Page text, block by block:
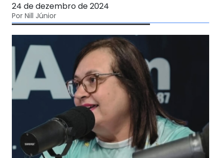
24 de dezembro de 2024
Por Nill Júnior